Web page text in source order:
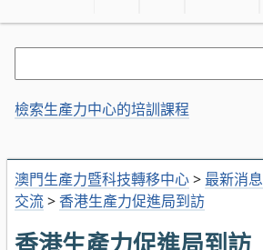
澳門生產力暨科技轉移中心> 最新消息
交流>香港生產力促進局到訪
檢索生產力中心的培訓課程